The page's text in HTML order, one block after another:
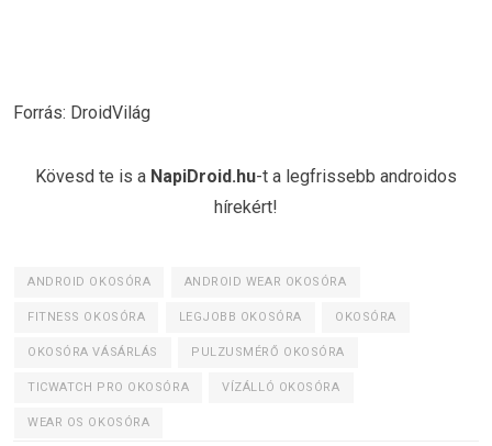
Forrás: DroidVilág
Kövesd te is a NapiDroid.hu-t a legfrissebb androidos
hírekért!
ANDROID OKOSÓRA ANDROID WEAR OKOSÓRA
FITNESS OKOSÓRA LEGJOBB OKOSÓRA OKOSÓRA
OKOSÓRA VÁSÁRLÁS PULZUSMÉRŐ OKOSÓRA
TICWATCH PRO OKOSÓRA VÍZÁLLÓ OKOSÓRA
WEAR OS OKOSÓRA